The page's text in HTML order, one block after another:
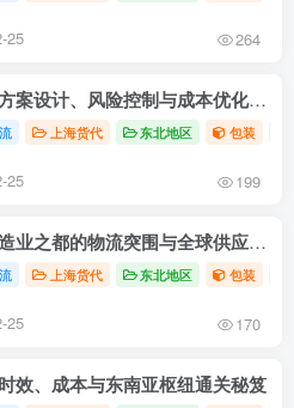
25 264
大件货物国际运输全攻略：方案设计、风险控制与成本优化实战指南无
上海货代 东北地区 包装
25 199
佛山货代全产业链解析：制造业之都的物流突围与全球供应链布局
上海货代 东北地区 包装
25 170
效、成本与东南亚枢纽通关秘笈